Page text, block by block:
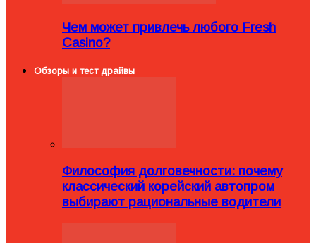
Чем может привлечь любого Fresh
Casino?
Обзоры и тест драйвы
Философия долговечности: почему
классический корейский автопром
выбирают рациональные водители